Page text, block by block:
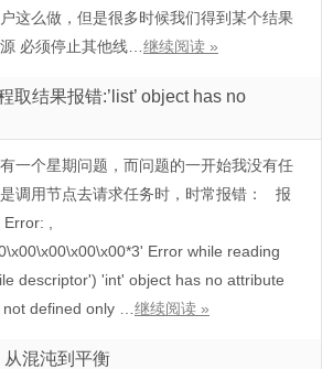
这么做，但是很多时候我们得到某个结果
必须停止其他线… 继续阅读 »
取结果报错:’list’ object has no
一个星期问题，而问题的一开始我没有任
调用节点去请求任务时，时常报错： 报
,
Error while reading
descriptor') 'int' object has no attribute
defined only … 继续阅读 »
混沌到平衡